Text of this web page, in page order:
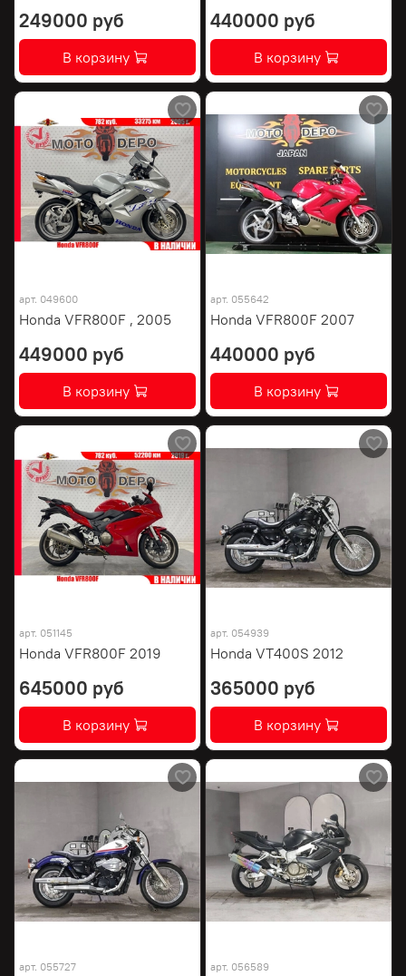
249000 руб
В корзину
440000 руб
В корзину
арт. 049600
Honda VFR800F , 2005
449000 руб
В корзину
арт. 055642
Honda VFR800F 2007
440000 руб
В корзину
арт. 051145
Honda VFR800F 2019
645000 руб
В корзину
арт. 054939
Honda VT400S 2012
365000 руб
В корзину
арт. 055727 арт. 056589